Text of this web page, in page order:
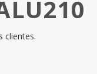
clientes.